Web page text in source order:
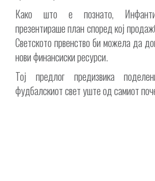
Како што е познато,
презентираше план според кој
Светското првенство би можела да
нови финансиски ресурси.
Тој предлог предизвика
фудбалскиот свет уште од самиот